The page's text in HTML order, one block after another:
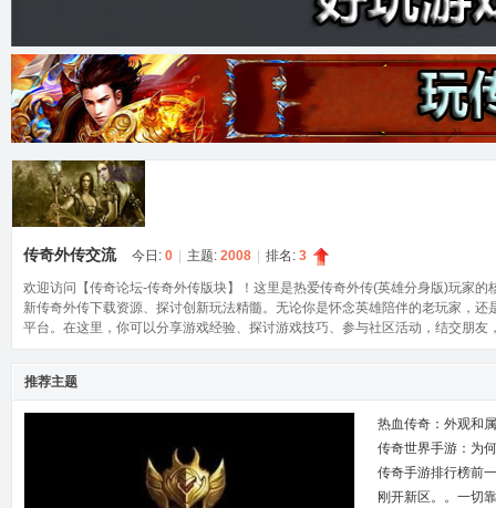
奇
论
传奇外传交流 今日: 0 主题: 2008 排名: 3
欢迎访问【传奇论坛-传奇外传版块】！这里是热爱传奇外传(英雄分身版)玩家
新传奇外传下载资源、探讨创新玩法精髓。无论你是怀念英雄陪伴的老玩家，
平台。在这里，你可以分享游戏经验、探讨游戏技巧、参与社区活动，结交朋友
推荐主题
热血传奇：外观和
传奇世界手游：为
传奇手游排行榜前
刚开新区。。一切